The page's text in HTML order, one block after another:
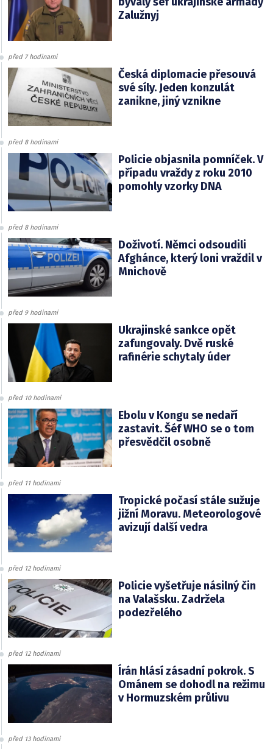
Zalužnyj
před 7 hodinami
Česká diplomacie přesouvá
své síly. Jeden konzulát
zanikne, jiný vznikne
před 8 hodinami
Policie objasnila pomníček. V
případu vraždy z roku 2010
pomohly vzorky DNA
před 8 hodinami
Doživotí. Němci odsoudili
Afghánce, který loni vraždil v
Mnichově
před 9 hodinami
Ukrajinské sankce opět
zafungovaly. Dvě ruské
rafinérie schytaly úder
před 10 hodinami
Ebolu v Kongu se nedaří
zastavit. Šéf WHO se o tom
přesvědčil osobně
před 11 hodinami
Tropické počasí stále sužuje
jižní Moravu. Meteorologové
avizují další vedra
před 12 hodinami
Policie vyšetřuje násilný čin
na Valašsku. Zadržela
podezřelého
před 12 hodinami
Írán hlásí zásadní pokrok. S
Ománem se dohodl na režimu
v Hormuzském průlivu
před 13 hodinami